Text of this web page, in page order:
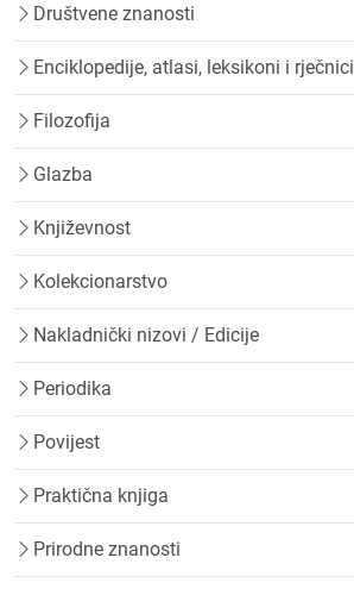
Društvene znanosti
Enciklopedije, atlasi, leksikoni i rječnici
Filozofija
Glazba
Književnost
Kolekcionarstvo
Nakladnički nizovi / Edicije
Periodika
Povijest
Praktična knjiga
Prirodne znanosti